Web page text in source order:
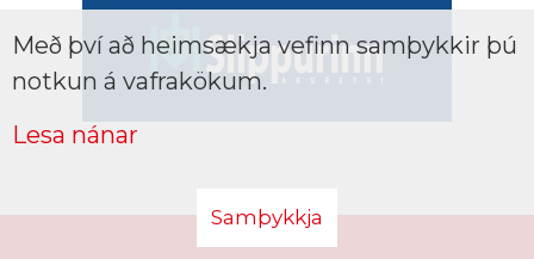
Með því að heimsækja vefinn samþykkir þú
notkun á vafrakökum.
Lesa nánar
Samþykkja